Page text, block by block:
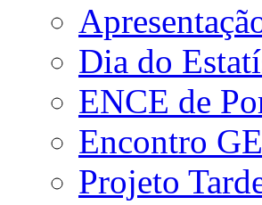
Dia do
ENCE de
Encontro
Projeto